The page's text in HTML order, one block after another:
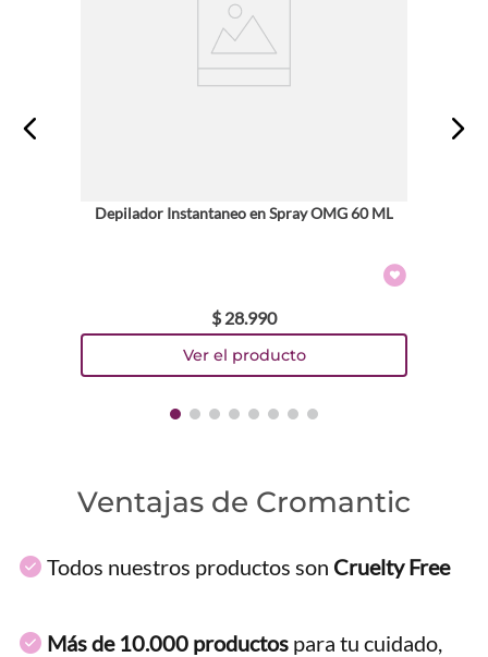
Escribe un comentario
Depilador Instantaneo en Spray OMG 60 ML
$ 28.990
Ventajas de Cromantic
Todos nuestros productos son Cruelty Free
Más de 10.000 productos para tu cuidado,